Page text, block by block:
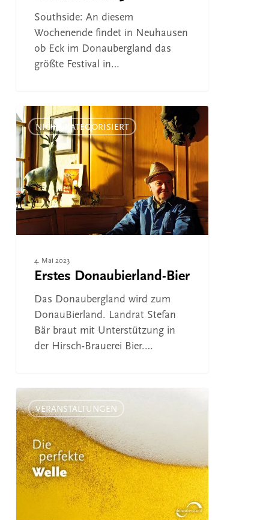
Southside: An diesem
Wochenende findet in Neuhausen
ob Eck im Donaubergland das
größte Festival in…
Erstes
Donaubierland-
Bier
NICHT KATEGORISIERT
4. Mai 2023
Erstes Donaubierland-Bier
Das Donaubergland wird zum
DonauBierland. Landrat Stefan
Bär braut mit Unterstützung in
der Hirsch-Brauerei Bier.…
Bier-
Abend
mit
Menü
VERANSTALTUNGEN